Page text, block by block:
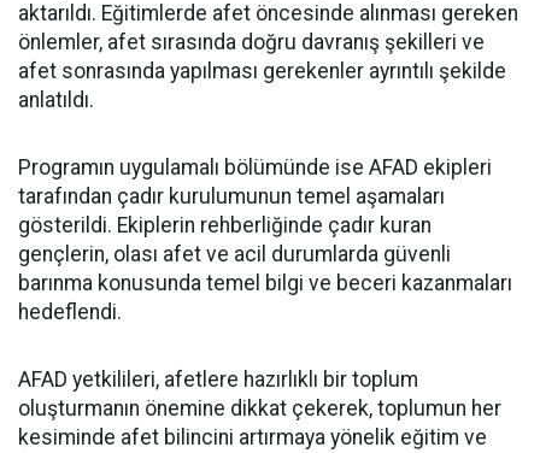
aktarıldı. Eğitimlerde afet öncesinde alınması gereken
önlemler, afet sırasında doğru davranış şekilleri ve
afet sonrasında yapılması gerekenler ayrıntılı şekilde
anlatıldı.
Programın uygulamalı bölümünde ise AFAD ekipleri
tarafından çadır kurulumunun temel aşamaları
gösterildi. Ekiplerin rehberliğinde çadır kuran
gençlerin, olası afet ve acil durumlarda güvenli
barınma konusunda temel bilgi ve beceri kazanmaları
hedeflendi.
AFAD yetkilileri, afetlere hazırlıklı bir toplum
oluşturmanın önemine dikkat çekerek, toplumun her
kesiminde afet bilincini artırmaya yönelik eğitim ve